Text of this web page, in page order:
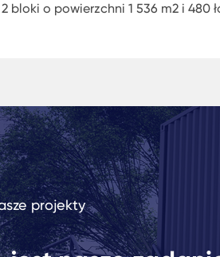
2 bloki o powierzchni 1 536 m2 i 480
projekty